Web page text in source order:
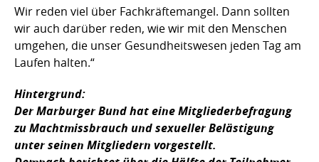
Wir reden viel über Fachkräftemangel. Dann sollten
wir auch darüber reden, wie wir mit den Menschen
umgehen, die unser Gesundheitswesen jeden Tag am
Laufen halten.“
Hintergrund:
Der Marburger Bund hat eine Mitgliederbefragung
zu Machtmissbrauch und sexueller Belästigung
unter seinen Mitgliedern vorgestellt.